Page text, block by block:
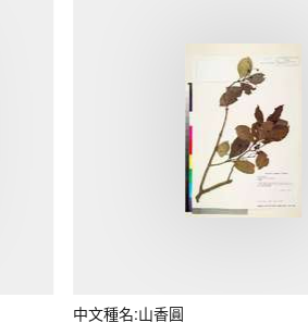
中文種名:山香圓